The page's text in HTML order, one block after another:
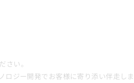
さい。
ロジー開発でお客様に寄り添い伴走しま